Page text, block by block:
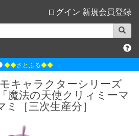
ログイン 新規会員登録
◆◆さとふる◆◆
ﾞﾝﾚｰﾍﾞﾙｼｮｯﾌﾟ楽天市場店
ンダイレクトストア
ｱｿﾞﾝｵﾝﾗｲﾝｼｮｯﾌﾟX
くあるご質問（Q&A）
キャラクターシリーズ
魔法の天使クリィミーマ
［三次生産分］